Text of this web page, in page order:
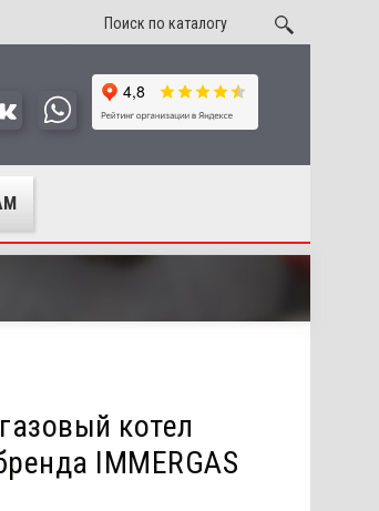
котел
IMMERGAS